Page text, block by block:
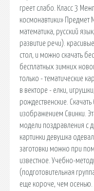
греет слабо. Класс 3
космонавтики»
математика, русский
развитие речи).
стол, и можно скачать
бесплатных зимних
только - тематические
в векторе - елки,
рождественские.
изображением Свинки.
модели поздравления с
картинки девушка
заготовки можно при
известное. Учебно-
(подготовительная
еще короче, чем осенью.